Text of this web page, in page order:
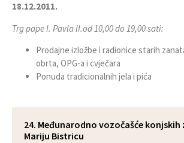
18.12.2011.
Trg pape I. Pavla II.od 10,00 do 19,00 sati:
Prodajne izložbe i radionice starih
obrta, OPG-a i cvječara
Ponuda tradicionalnih jela i pića
24. Međunarodno vozočašće konjskih zaprega u
Mariju Bistricu